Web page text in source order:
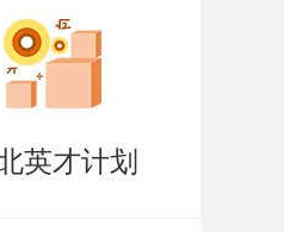
予录取。
退还。
英才计划